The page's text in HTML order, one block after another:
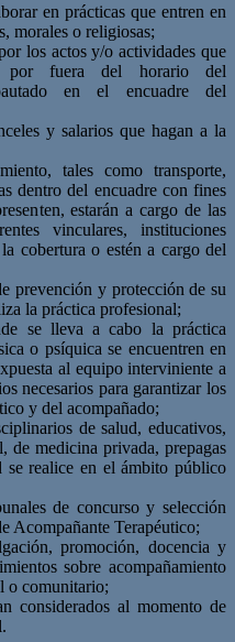
en prácticas que entren en
morales o religiosas;
los actos y/o actividades que
por fuera del horario del
en el encuadre del
y salarios que hagan a la
tales como transporte,
dentro del encuadre con fines
estarán a cargo de las
vinculares, instituciones
cobertura o estén a cargo del
prevención y protección de su
la práctica profesional;
se lleva a cabo la práctica
o psíquica se encuentren en
al equipo interviniente a
necesarios para garantizar los
y del acompañado;
de salud, educativos,
de medicina privada, prepagas
se realice en el ámbito público
de concurso y selección
Acompañante Terapéutico;
promoción, docencia y
sobre acompañamiento
o comunitario;
considerados al momento de